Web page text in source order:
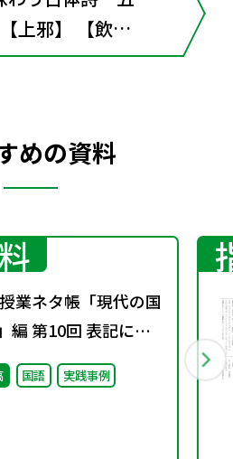
上邪】 【飲
歌】【長恨歌】
めの資料
業ネタ帳「現代の国
編 第10回 表記に着
た「読むこと」「書
と」の指導
国語 実践事例